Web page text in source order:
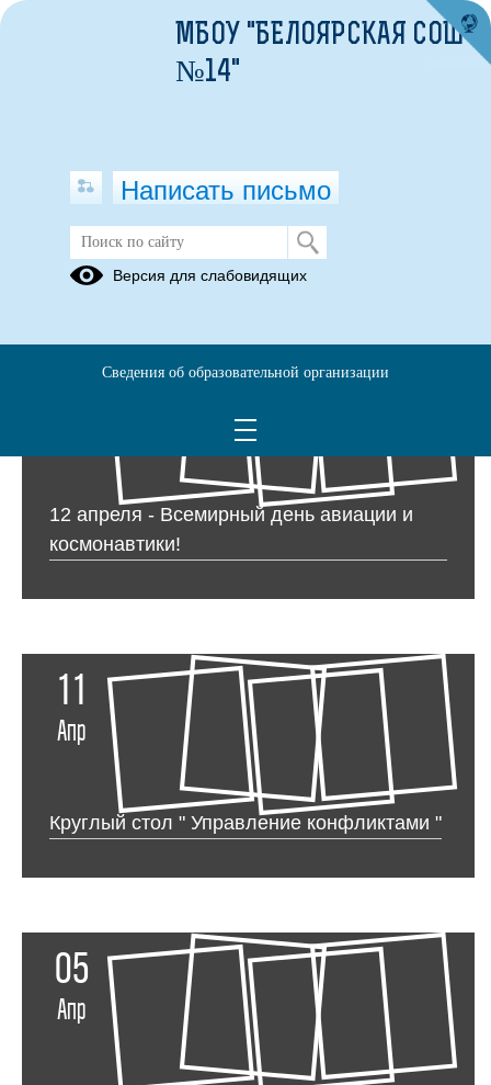
Фотоальбомы
12 апреля - Всемирный день авиации и
космонавтики!
11
Апр
Круглый стол " Управление конфликтами "
05
Апр
МБОУ "БЕЛОЯРСКАЯ СОШ
№14"
Написать письмо
Версия для слабовидящих
Сведения об образовательной организации